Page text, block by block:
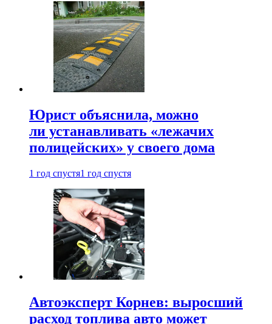
Юрист объяснила, можно
ли устанавливать «лежачих
полицейских» у своего дома
1 год спустя1 год спустя
Автоэксперт Корнев: выросший
расход топлива авто может